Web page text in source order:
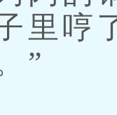
里哼
”